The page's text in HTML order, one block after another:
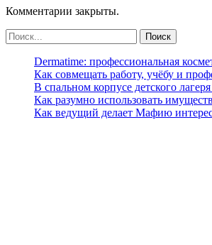
Комментарии закрыты.
Dermatime: профессиональная
Как совмещать работу, учёбу и
В спальном корпусе детского
Как разумно использовать
Как ведущий делает Мафию